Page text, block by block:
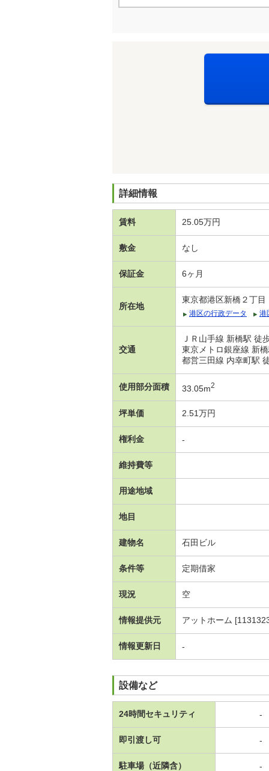
詳細情報
賃料 25.05万円
敷金 なし
保証金 6ヶ月
所在地
東京都港区新橋２丁目
港区の行政データ 港
交通
ＪＲ山手線 新橋駅 徒
東京メトロ銀座線 新
都営三田線 内幸町駅
使用部分面積 33.05m2
坪単価 2.51万円
権利金 -
維持費等
用途地域
地目
建物名 石田ビル
条件等 定期借家
現況 空
情報提供元 アットホーム
情報更新日 -
設備など
24時間セキュリティ -
即引渡し可 -
駐車場（近隣含） -